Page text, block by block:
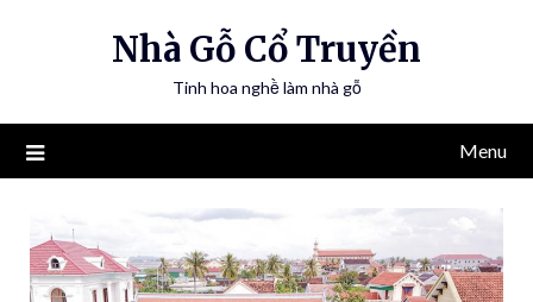
Nhà Gỗ Cổ Truyền
Tinh hoa nghề làm nhà gỗ
Menu